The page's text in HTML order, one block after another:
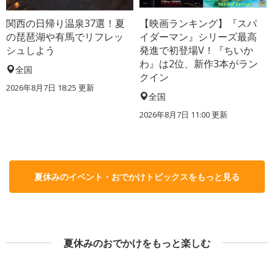
関西の日帰り温泉37選！夏
の琵琶湖や有馬でリフレッ
シュしよう
全国
2026年8月7日 18:25 更新
【映画ランキング】『スパ
イダーマン』シリーズ最高
発進で初登場V！『ちいか
わ』は2位、新作3本がラン
クイン
全国
2026年8月7日 11:00更新
夏休みのイベント・おでかけトピックスをもっと見る
夏休みのおでかけをもっと楽しむ